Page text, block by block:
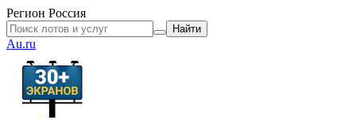
Регион Россия
Найти
Au.ru